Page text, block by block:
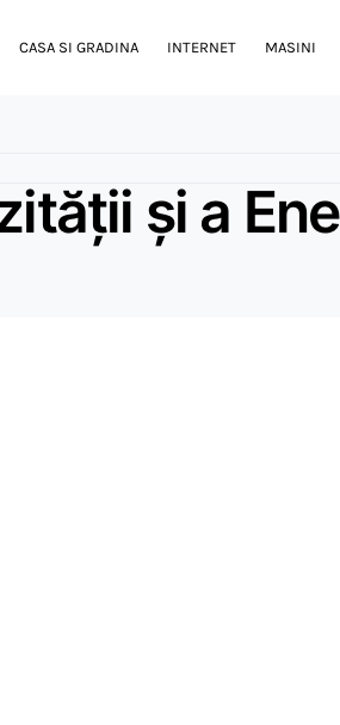
CASA SI GRADINA INTERNET MASINI
și a